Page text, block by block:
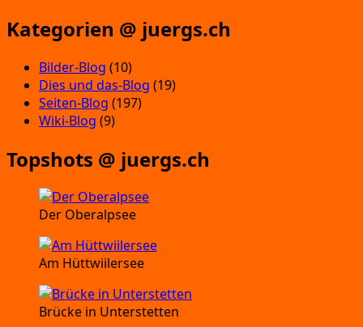
Kategorien @ juergs.ch
Bilder-Blog (10)
Dies und das-Blog (19)
Seiten-Blog (197)
Wiki-Blog (9)
Topshots @ juergs.ch
Der Oberalpsee
Am Hüttwiilersee
Brücke in Unterstetten